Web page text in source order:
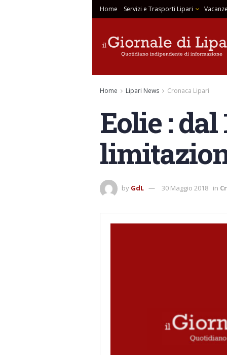
Home Servizi e Trasporti Lipari
Home Lipari News Cronaca Lipari
Eolie :
by GdL 30 Maggio 2018 in